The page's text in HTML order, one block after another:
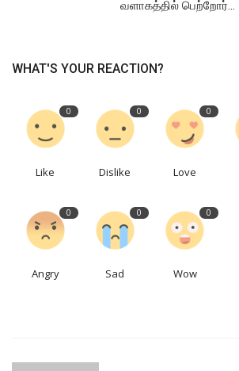
வளாகத்தில் பெற்றோர்...
WHAT'S YOUR REACTION?
0
Like
0
Dislike
0
Love
0
Angry
0
Sad
0
Wow